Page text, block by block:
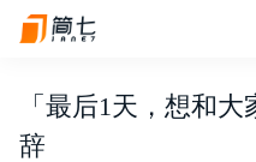
「最后1天，想和
辞